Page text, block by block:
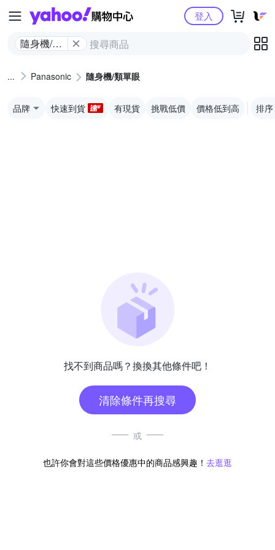
Yahoo購物中心
隨身機/類
登入
Panasonic 隨身機/類單眼
品牌 快速到貨 有現貨 挑戰低價 價格低到高 排序
找不到商品嗎？換換其他條件吧！
清除條件再搜尋
或
也許你會對這些價格優惠中的商品感興趣！ 去逛逛